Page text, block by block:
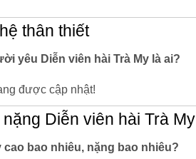
thân thiết
yêu Diễn viên hài Trà My là ai?
được cập nhật!
Diễn viên hài Trà My
cao bao nhiêu, nặng bao nhiêu?